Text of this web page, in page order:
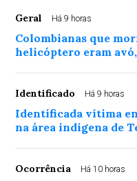
Geral Há 9 horas
Colombianas que
helicóptero eram
Identificado Há 9 horas
Identificada vítima
na área indígena de
Ocorrência Há 10 horas